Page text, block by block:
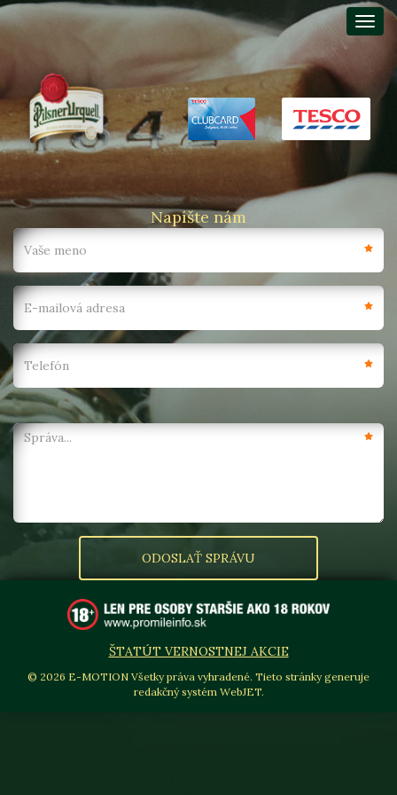
Napíšte nám
ŠTATÚT VERNOSTNEJ AKCIE
© 2026 E-MOTION Všetky práva vyhradené. Tieto stránky generuje
redakčný systém WebJET.